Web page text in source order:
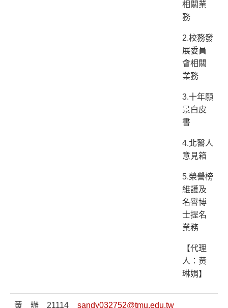
相關業
務
2.校務發
展委員
會相關
業務
3.十年願
景白皮
書
4.北醫人
意見箱
5.榮譽榜
維護及
名譽博
士提名
業務
【代理
人：黃
琳娟】
黃
辦
21114
sandy032752@tmu.edu.tw